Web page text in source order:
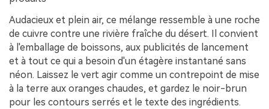
Audacieux et plein air, ce mélange ressemble à une roche
de cuivre contre une rivière fraîche du désert. Il convient
à l'emballage de boissons, aux publicités de lancement
et à tout ce qui a besoin d'un étagère instantané sans
néon. Laissez le vert agir comme un contrepoint de mise
à la terre aux oranges chaudes, et gardez le noir-brun
pour les contours serrés et le texte des ingrédients.